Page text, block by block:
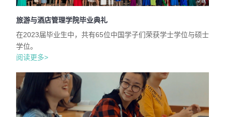
旅游与酒店管理学院毕业典礼
在2023届毕业生中，共有65位中国学子们荣获学士学位与硕士
学位。
阅读更多>